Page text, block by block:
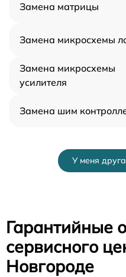
Замена матрицы
Замена микросхемы
Замена микросхемы
усилителя
Замена шим
У меня
Гарантийные
сервисного
Новгороде